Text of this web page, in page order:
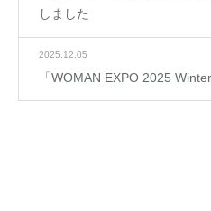
しました
2025.12.05
「WOMAN EXPO 2025